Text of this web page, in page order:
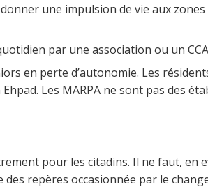
une impulsion de vie aux
par une association ou un
en perte d’autonomie. Les
Les MARPA ne sont pas des
pour les citadins. Il ne faut, en
repères occasionnée par le